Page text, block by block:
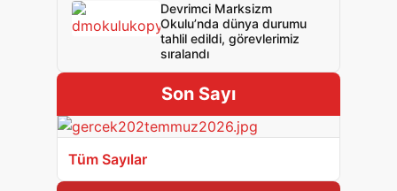
Devrimci Marksizm
Okulu’nda dünya durumu
tahlil edildi, görevlerimiz
sıralandı
Son Sayı
Tüm Sayılar